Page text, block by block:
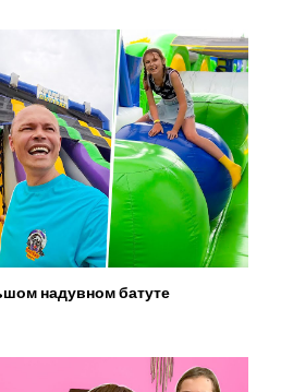
надувном батуте